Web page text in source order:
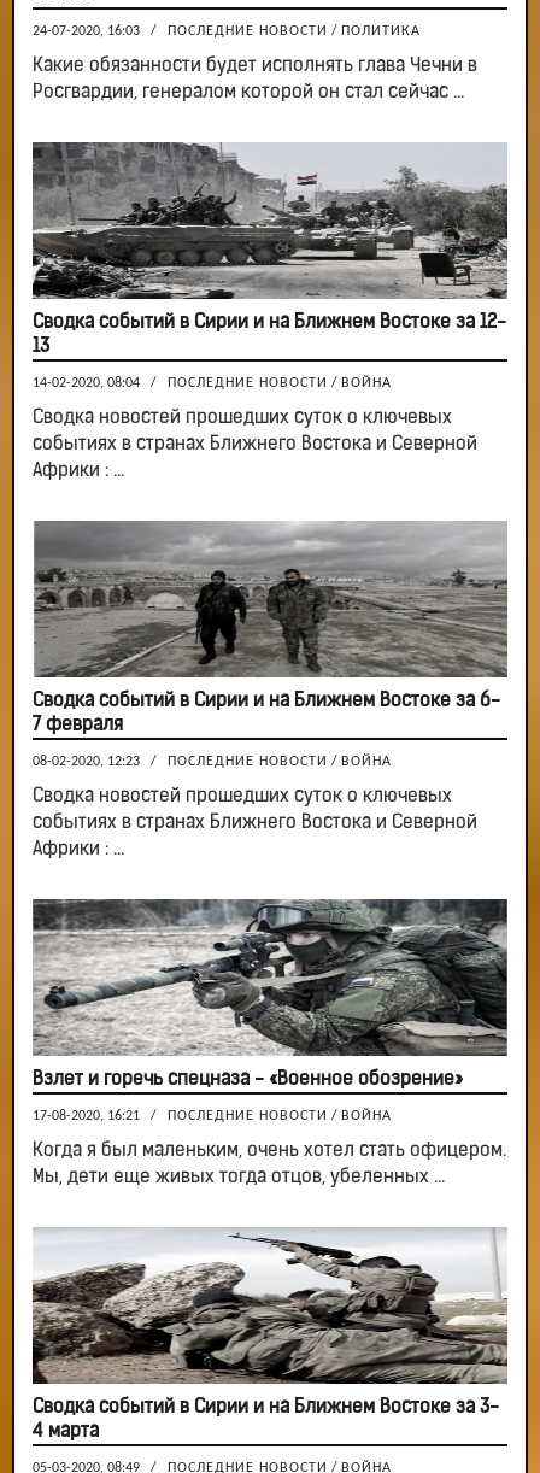
24-07-2020, 16:03 / ПОСЛЕДНИЕ НОВОСТИ / ПОЛИТИКА
Какие обязанности будет исполнять глава Чечни в
Росгвардии, генералом которой он стал сейчас ...
Сводка событий в Сирии и на Ближнем Востоке за 12-
13
14-02-2020, 08:04 / ПОСЛЕДНИЕ НОВОСТИ / ВОЙНА
Сводка новостей прошедших суток о ключевых
событиях в странах Ближнего Востока и Северной
Африки : ...
Сводка событий в Сирии и на Ближнем Востоке за 6-
7 февраля
08-02-2020, 12:23 / ПОСЛЕДНИЕ НОВОСТИ / ВОЙНА
Сводка новостей прошедших суток о ключевых
событиях в странах Ближнего Востока и Северной
Африки : ...
Взлет и горечь спецназа - «Военное обозрение»
17-08-2020, 16:21 / ПОСЛЕДНИЕ НОВОСТИ / ВОЙНА
Когда я был маленьким, очень хотел стать офицером.
Мы, дети еще живых тогда отцов, убеленных ...
Сводка событий в Сирии и на Ближнем Востоке за 3-
4 марта
05-03-2020, 08:49 / ПОСЛЕДНИЕ НОВОСТИ / ВОЙНА